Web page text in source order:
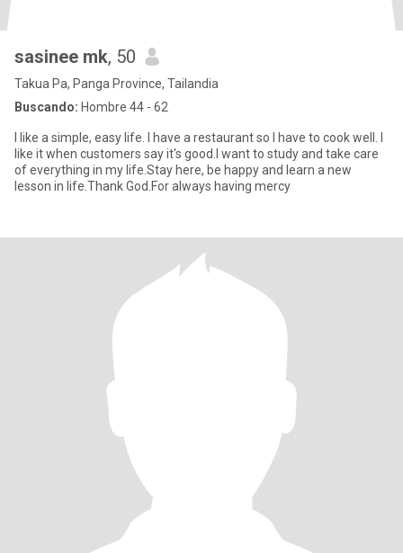
sasinee mk, 50
Takua Pa, Panga Province, Tailandia
Buscando: Hombre 44 - 62
I like a simple, easy life. I have a restaurant so I have to cook well. I
like it when customers say it's good.I want to study and take care
of everything in my life.Stay here, be happy and learn a new
lesson in life.Thank God.For always having mercy